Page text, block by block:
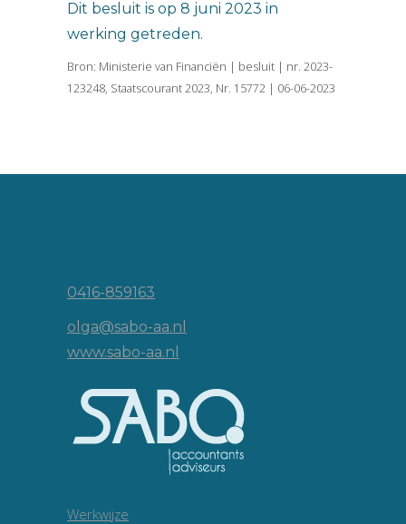
Dit besluit is op 8 juni 2023 in
werking getreden.
Bron: Ministerie van Financiën | besluit | nr. 2023-
123248, Staatscourant 2023, Nr. 15772 | 06-06-2023
0416-859163
olga@sabo-aa.nl
www.sabo-aa.nl
Werkwijze